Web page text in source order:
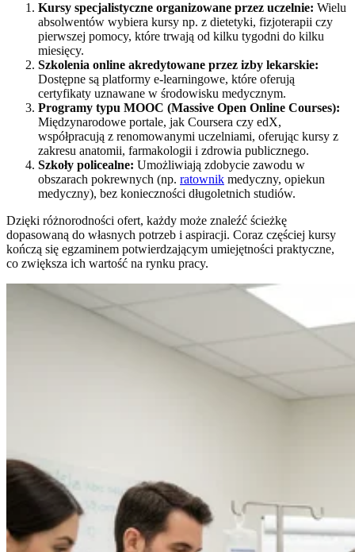
Kursy specjalistyczne organizowane przez uczelnie: Wielu
absolwentów wybiera kursy np. z dietetyki, fizjoterapii czy
pierwszej pomocy, które trwają od kilku tygodni do kilku
miesięcy.
Szkolenia online akredytowane przez izby lekarskie:
Dostępne są platformy e-learningowe, które oferują
certyfikaty uznawane w środowisku medycznym.
Programy typu MOOC (Massive Open Online Courses):
Międzynarodowe portale, jak Coursera czy edX,
współpracują z renomowanymi uczelniami, oferując kursy z
zakresu anatomii, farmakologii i zdrowia publicznego.
Szkoły policealne: Umożliwiają zdobycie zawodu w
obszarach pokrewnych (np. ratownik medyczny, opiekun
medyczny), bez konieczności długoletnich studiów.
Dzięki różnorodności ofert, każdy może znaleźć ścieżkę
dopasowaną do własnych potrzeb i aspiracji. Coraz częściej kursy
kończą się egzaminem potwierdzającym umiejętności praktyczne,
co zwiększa ich wartość na rynku pracy.